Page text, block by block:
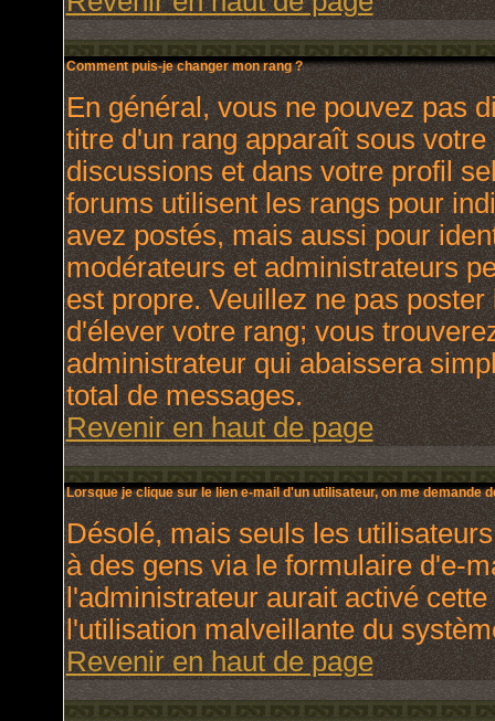
Comment puis-je changer mon rang ?
En général, vous ne pouvez pas
titre d'un rang apparaît sous
discussions et dans votre profil
forums utilisent les rangs pour
avez postés, mais aussi pour
modérateurs et administrateurs
est propre. Veuillez ne pas
d'élever votre rang; vous
administrateur qui abaissera
total de messages.
Revenir en haut de page
Lorsque je clique sur le lien e-mail d'un utilisateur, on me demande
Désolé, mais seuls les
à des gens via le formulaire d'e-
l'administrateur aurait activé
l'utilisation malveillante du
Revenir en haut de page